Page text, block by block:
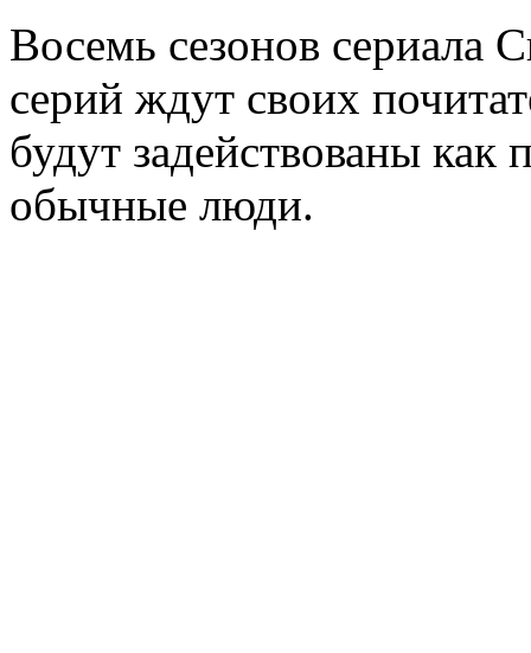
Восемь сезонов сериала
серий ждут своих
будут задействованы как
обычные люди.